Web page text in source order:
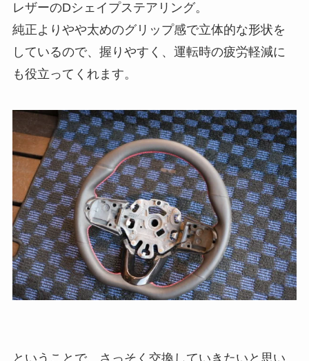
レザーのDシェイプステアリング。
純正よりやや太めのグリップ感で立体的な形状を
しているので、握りやすく、運転時の疲労軽減に
も役立ってくれます。
ということで、さっそく交換していきたいと思い